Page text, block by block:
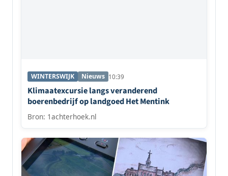
WINTERSWIJK Nieuws 10:39
Klimaatexcursie langs veranderend
boerenbedrijf op landgoed Het Mentink
Bron: 1achterhoek.nl